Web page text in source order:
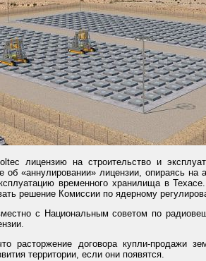
лицензию на строительство и
об «аннулировании» лицензии, опираясь
временного хранилища в
решение Комиссии по ядерному
с Национальным советом по
расторжение договора купли-продажи
территории, если они появятся.